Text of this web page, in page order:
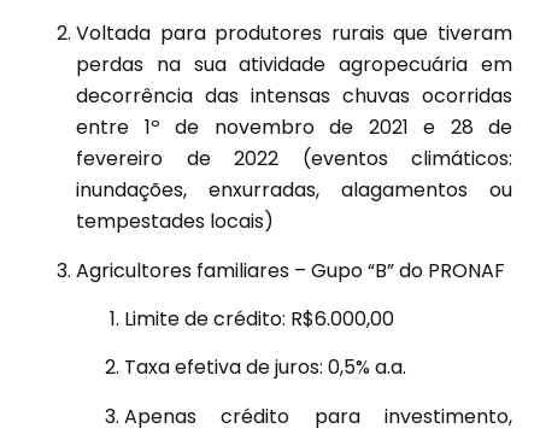
Voltada para produtores rurais que tiveram
perdas na sua atividade agropecuária em
decorrência das intensas chuvas ocorridas
entre 1º de novembro de 2021 e 28 de
fevereiro de 2022 (eventos climáticos:
inundações, enxurradas, alagamentos ou
tempestades locais)
Agricultores familiares – Gupo “B” do PRONAF
Limite de crédito: R$6.000,00
Taxa efetiva de juros: 0,5% a.a.
Apenas crédito para investimento,